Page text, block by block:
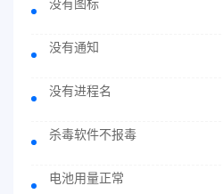
没有图标
没有通知
没有进程名
杀毒软件不报毒
电池用量正常